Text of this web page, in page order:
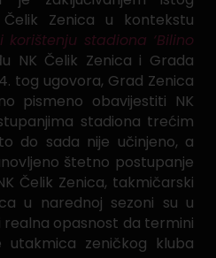
Zenica u kontekstu
stadiona ‘Bilino
NK Čelik Zenica i Grada
tog ugovora, Grad Zenica
pismeno obavijestiti NK
stadiona trećim
do sada nije učinjeno, a
štetno postupanje
Čelik Zenica, takmičarski
u narednoj sezoni su u
realna opasnost da termini
zeničkog kluba